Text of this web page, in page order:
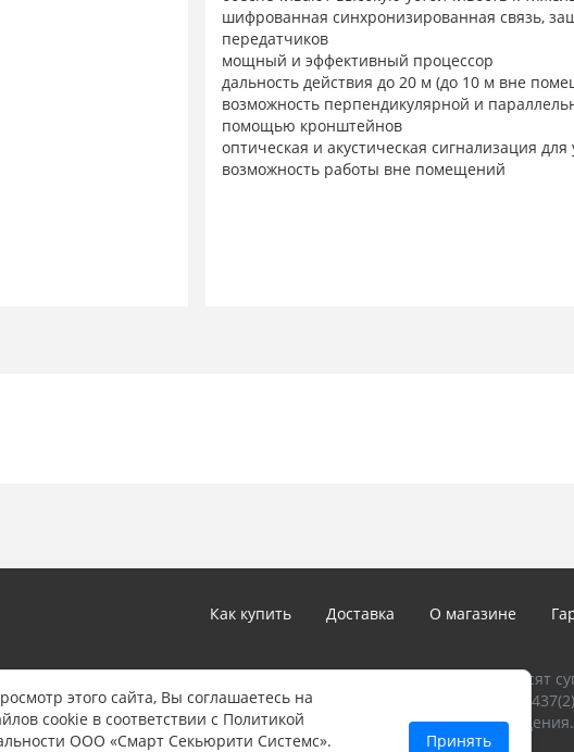
шифрованная синхронизированная связь,
передатчиков
мощный и эффективный процессор
дальность действия до 20 м (до 10 м вне
возможность перпендикулярной и
помощью кронштейнов
оптическая и акустическая сигнализация
возможность работы вне помещений
Расстояние между последним лучом и
45 мм
Как купить Доставка О магазине
*Цены и технические характеристики, представленные в каталоге, носят
являются публичной офертой, определяемой положениями Статьи
цены могут быть изменены в любое время без
звоните нам по телефону: 8 (347) 246-90-22
этого сайта, Вы соглашаетесь на
cookie в соответствии с Политикой
ООО «Смарт Секьюрити Системс».
Принять